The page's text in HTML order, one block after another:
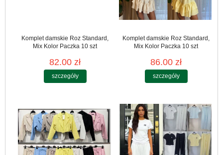
Komplet damskie Roz Standard,
Mix Kolor Paczka 10 szt
82.00 zł
szczegóły
Komplet damskie Roz Standard,
Mix Kolor Paczka 10 szt
86.00 zł
szczegóły